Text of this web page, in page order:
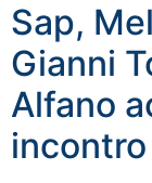
Sap,
Gianni
Alfano
incontro